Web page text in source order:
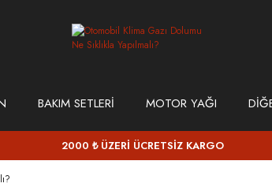
BAKIM SETLERİ MOTOR YAĞI
2000 ₺ ÜZERİ ÜCRETSİZ KARGO